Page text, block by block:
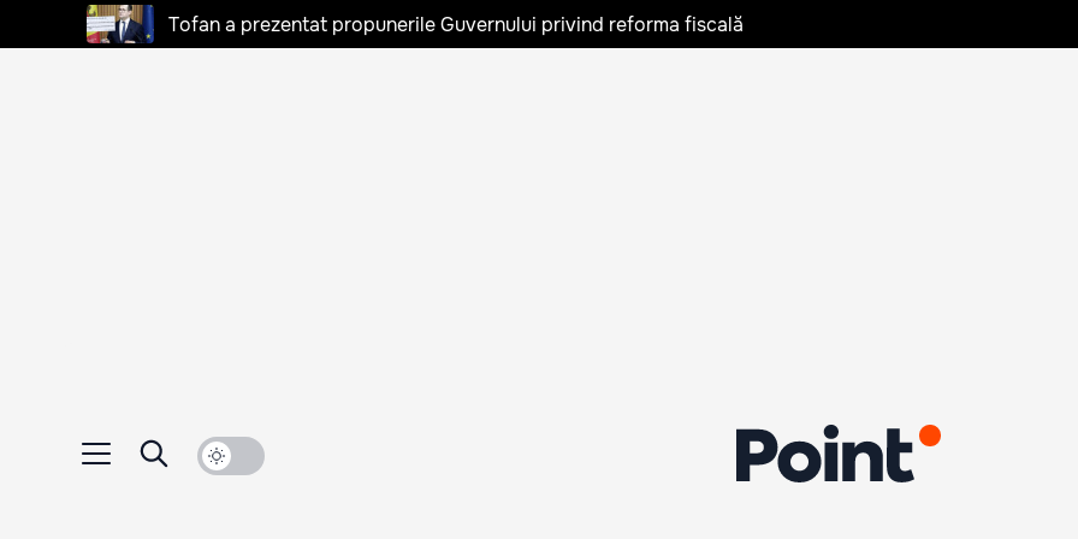
Tofan a prezentat propunerile Guvernului privind reforma fiscală